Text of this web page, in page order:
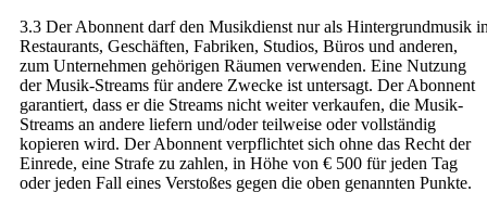
3.3 Der Abonnent darf den Musikdienst nur als Hintergrundmusik
Restaurants, Geschäften, Fabriken, Studios, Büros und anderen,
zum Unternehmen gehörigen Räumen verwenden. Eine Nutzung
der Musik-Streams für andere Zwecke ist untersagt. Der Abonnent
garantiert, dass er die Streams nicht weiter verkaufen, die Musik-
Streams an andere liefern und/oder teilweise oder vollständig
kopieren wird. Der Abonnent verpflichtet sich ohne das Recht der
Einrede, eine Strafe zu zahlen, in Höhe von € 500 für jeden Tag
oder jeden Fall eines Verstoßes gegen die oben genannten Punkte.